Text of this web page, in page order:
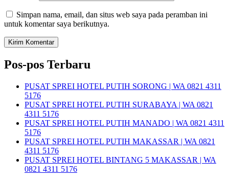
Simpan nama, email, dan situs web saya pada peramban ini
untuk komentar saya berikutnya.
Pos-pos Terbaru
PUSAT SPREI HOTEL PUTIH SORONG | WA 0821 4311
5176
PUSAT SPREI HOTEL PUTIH SURABAYA | WA 0821
4311 5176
PUSAT SPREI HOTEL PUTIH MANADO | WA 0821 4311
5176
PUSAT SPREI HOTEL PUTIH MAKASSAR | WA 0821
4311 5176
PUSAT SPREI HOTEL BINTANG 5 MAKASSAR | WA
0821 4311 5176